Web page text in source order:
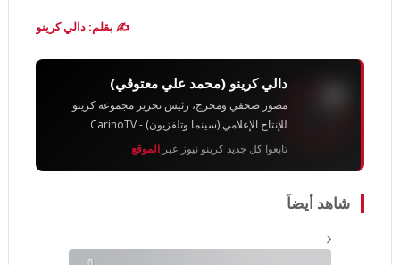
✍️ بقلم: دالي كرينو
دالي كرينو (محمد علي معتوڨي)
مصور صحفي ومخرج، رئيس تحرير مجموعة كرينو
للإنتاج الإعلامي (سينما وتلفزيون) - CarinoTV
تابعوا كل جديد كرينو نيوز عبر الموقع
شاهد أيضاً